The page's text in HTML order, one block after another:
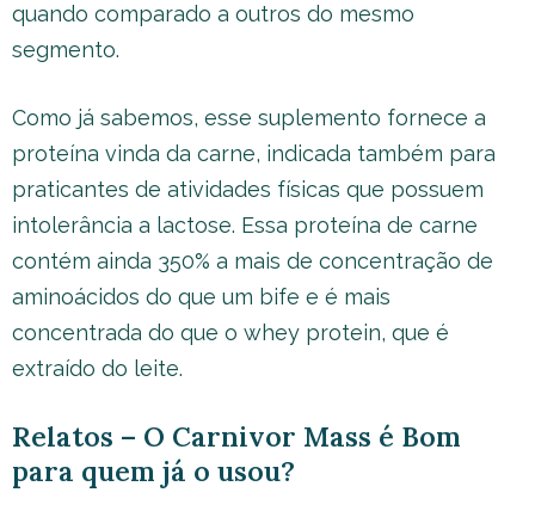
quando comparado a outros do mesmo
segmento.
Como já sabemos, esse suplemento fornece a
proteína vinda da carne, indicada também para
praticantes de atividades físicas que possuem
intolerância a lactose. Essa proteína de carne
contém ainda 350% a mais de concentração de
aminoácidos do que um bife e é mais
concentrada do que o whey protein, que é
extraído do leite.
Relatos – O Carnivor Mass é Bom
para quem já o usou?